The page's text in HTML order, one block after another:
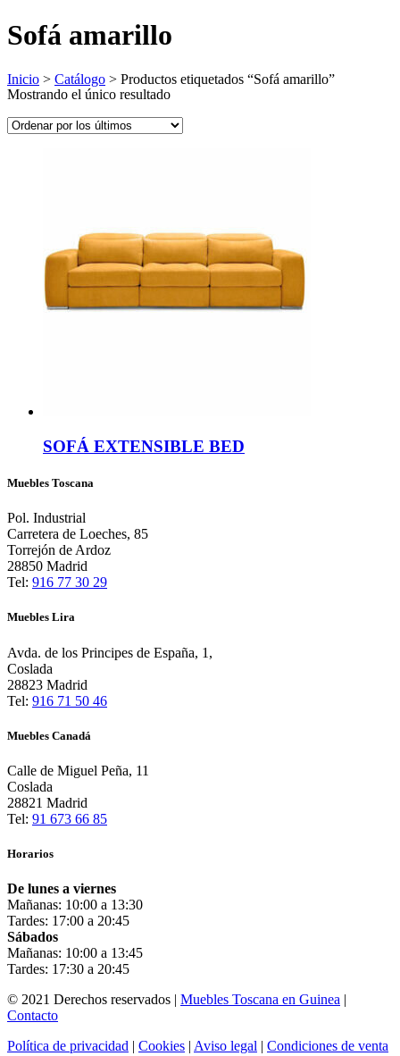
Sofá amarillo
Inicio > Catálogo > Productos etiquetados “Sofá amarillo”
Mostrando el único resultado
SOFÁ EXTENSIBLE BED
Muebles Toscana
Pol. Industrial
Carretera de Loeches, 85
Torrejón de Ardoz
28850 Madrid
Tel: 916 77 30 29
Muebles Lira
Avda. de los Principes de España, 1,
Coslada
28823 Madrid
Tel: 916 71 50 46
Muebles Canadá
Calle de Miguel Peña, 11
Coslada
28821 Madrid
Tel: 91 673 66 85
Horarios
De lunes a viernes
Mañanas: 10:00 a 13:30
Tardes: 17:00 a 20:45
Sábados
Mañanas: 10:00 a 13:45
Tardes: 17:30 a 20:45
© 2021 Derechos reservados | Muebles Toscana en Guinea |
Contacto
Política de privacidad | Cookies | Aviso legal | Condiciones de venta